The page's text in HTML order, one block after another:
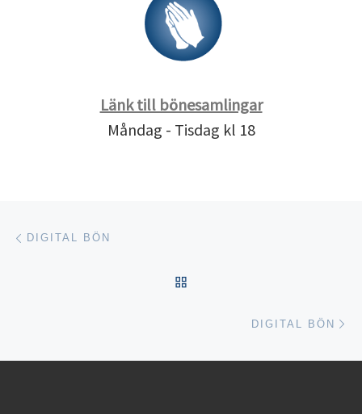
Länk till bönesamlingar
Måndag - Tisdag kl 18
Inläggsnavigering
DIGITAL BÖN
DIGITAL BÖN